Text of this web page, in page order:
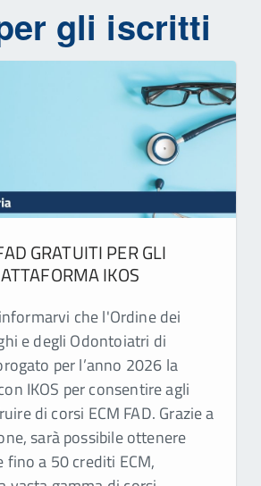
gli iscritti
GRATUITI PER GLI
IKOS
che l'Ordine dei
e degli Odontoiatri di
per l’anno 2026 la
IKOS per consentire agli
di corsi ECM FAD. Grazie a
sarà possibile ottenere
a 50 crediti ECM,